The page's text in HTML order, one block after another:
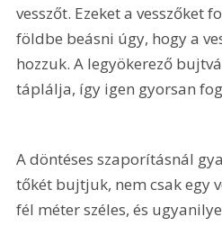
vesszőt. Ezeket a vesszőket
földbe beásni úgy, hogy a
hozzuk. A legyökerező
táplálja, így igen gyorsan
A döntéses szaporításnál
tőkét bujtjuk, nem csak egy
fél méter széles, és